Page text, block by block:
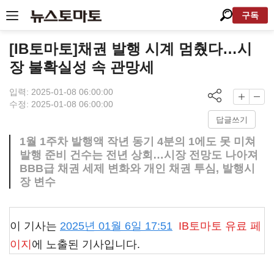
구독
[IB토마토]채권 발행 시계 멈췄다…시
장 불확실성 속 관망세
입력: 2025-01-08 06:00:00
수정: 2025-01-08 06:00:00
답글쓰기
1월 1주차 발행액 작년 동기 4분의 1에도 못 미쳐
발행 준비 건수는 전년 상회…시장 전망도 나아져
BBB급 채권 세제 변화와 개인 채권 투심, 발행시
장 변수
이 기사는 2025년 01월 6일 17:51 IB토마토 유료 페
이지 에 노출된 기사입니다.